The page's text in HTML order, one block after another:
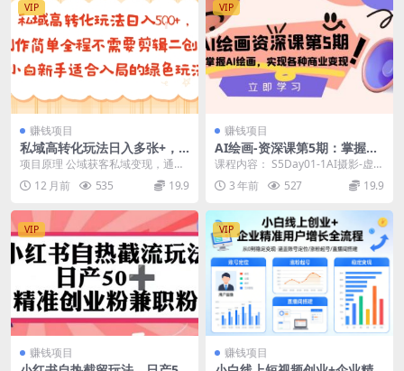
VIP
赚钱项目
私域高转化玩法日入多张+，
制作简单全程不需要剪辑二
创，小白新手适合入局的绿色
玩法
项目原理 公域获客私域变现，通过
公域发作品吸引流量到私域 其实换
个思维，最底层的...
12 月前 535 19.9
VIP
赚钱项目
AI绘画-资深课第5期：掌握AI
绘画，实现各种商业变现【第
五期】
课程内容： S5Day01-1AI摄影-虚拟
的真实[AI章节].mp4 S5Da...
3 年前 527 19.9
VIP
赚钱项目
VIP
赚钱项目